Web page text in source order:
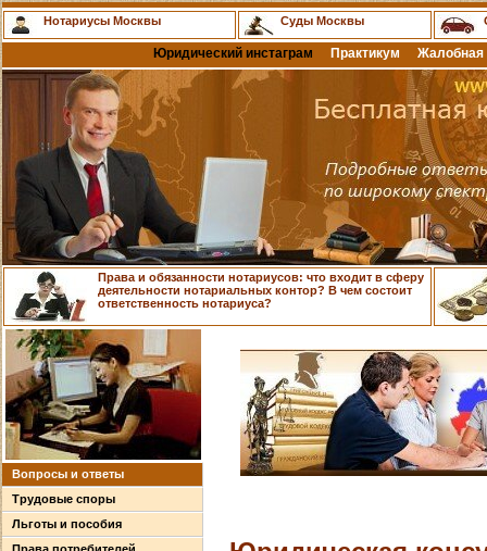
Нотариусы Москвы Суды Москвы
Юридический инстаграм Практикум Жалобная
Права и обязанности нотариусов: что входит в сферу
деятельности нотариальных контор? В чем состоит
ответственность нотариуса?
Вопросы и ответы
Трудовые споры
Льготы и пособия